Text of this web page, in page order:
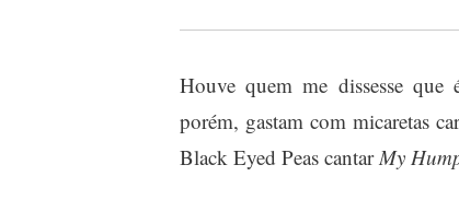
Houve quem me dissesse que
porém, gastam com micaretas
Black Eyed Peas cantarMy